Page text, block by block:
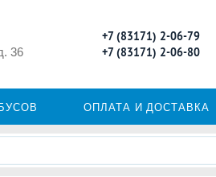
36
+7 (83171) 2-06-79
+7 (83171) 2-06-80
ОПЛАТА И ДОСТАВКА